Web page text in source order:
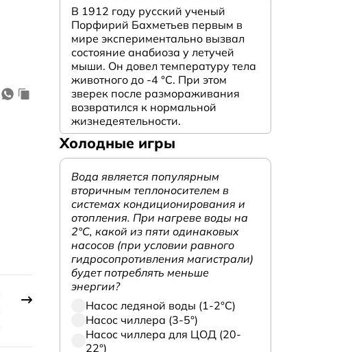
В 1912 году русский ученый
Порфирий Бахметьев первым в
мире экспериментально вызвал
состояние анабиоза у летучей
мыши. Он довел температуру тела
животного до -4 °C. При этом
зверек после размораживания
возвратился к нормальной
жизнедеятельности.
Холодные игры
Вода является популярным
вторичным теплоносителем в
системах кондиционирования и
отопления. При нагреве воды на
2°С, какой из пяти одинаковых
насосов (при условии равного
гидросопротивления магистрали)
будет потреблять меньше
энергии?
Насос ледяной воды (1-2°С)
Насос чиллера (3-5°)
Насос чиллера для ЦОД (20-
22°)